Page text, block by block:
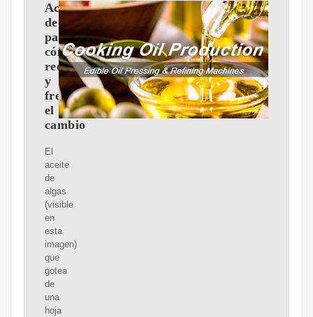
Aceite
de
palma:
cómo
reemplazarlo
y
frenar
el
cambio
El
aceite
de
algas
(visible
en
esta
imagen)
que
gotea
de
una
hoja